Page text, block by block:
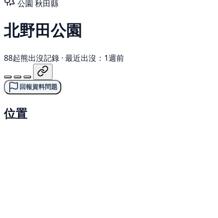
公園 秋田縣
北野田公園
88起熊出沒記錄 · 最近出沒：1週前
回報資料問題
位置